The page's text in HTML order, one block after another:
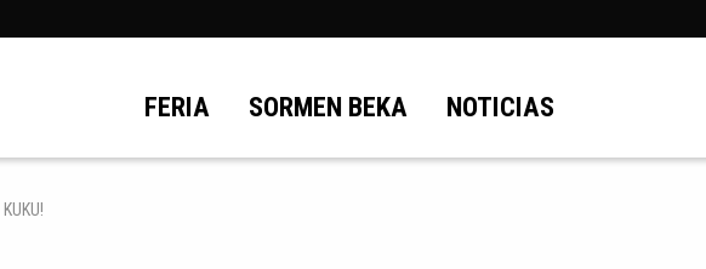
FERIA SORMEN BEKA NOTICIAS
KUKU!